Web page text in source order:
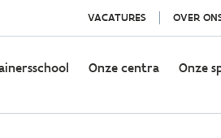
VACATURES OVER
Onze centra Onze